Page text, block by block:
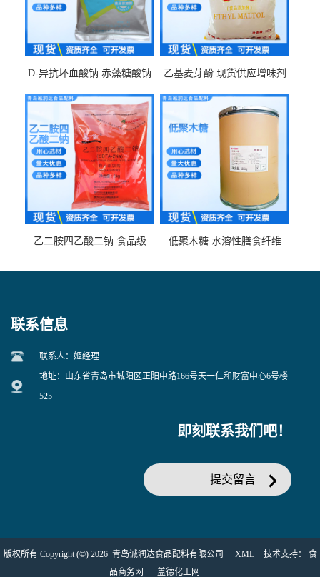
D-异抗坏血酸钠 赤藻糖酸钠
乙基麦芽酚 现货供应增味剂
乙二胺四乙酸二钠 食品级
低聚木糖 水溶性膳食纤维
联系信息
联系人：姬经理
地址：山东省青岛市城阳区正阳中路166号天一仁和财富中心6号楼
525
即刻联系我们吧！
提交留言
版权所有 Copyright (©) 2026 青岛诚润达食品配料有限公司 XML 技术支持： 食
品商务网
盖德化工网